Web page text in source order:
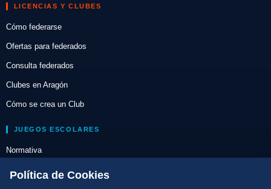
LICENCIAS Y CLUBES
Cómo federarse
Ofertas para federados
Consulta federados
Clubes en Aragón
Cómo se crea un Club
JUEGOS ESCOLARES
Normativa
Escuelas de Triatlón
Política de Cookies